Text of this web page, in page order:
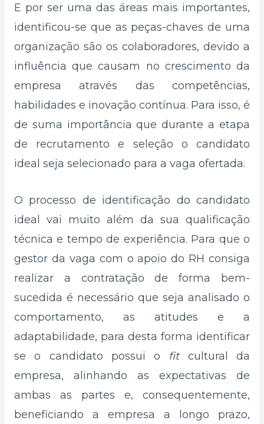
E por ser uma das áreas mais importantes,
identificou-se que as peças-chaves de uma
organização são os colaboradores, devido a
influência que causam no crescimento da
empresa através das competências,
habilidades e inovação contínua. Para isso, é
de suma importância que durante a etapa
de recrutamento e seleção o candidato
ideal seja selecionado para a vaga ofertada.
O processo de identificação do candidato
ideal vai muito além da sua qualificação
técnica e tempo de experiência. Para que o
gestor da vaga com o apoio do RH consiga
realizar a contratação de forma bem-
sucedida é necessário que seja analisado o
comportamento, as atitudes e a
adaptabilidade, para desta forma identificar
se o candidato possui o fit cultural da
empresa, alinhando as expectativas de
ambas as partes e, consequentemente,
beneficiando a empresa a longo prazo,